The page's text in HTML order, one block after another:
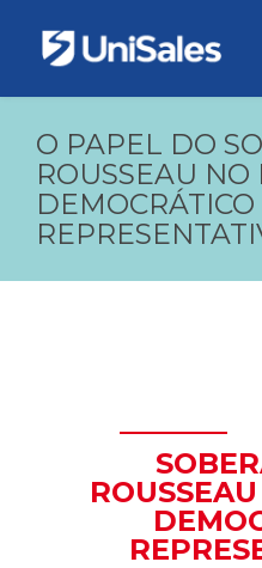
O PAPEL DO
ROUSSEAU NO
DEMOCRÁTICO